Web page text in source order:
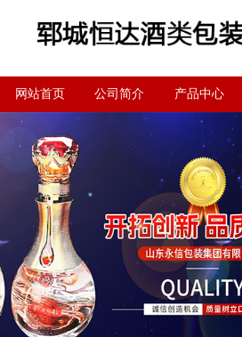
网站首页 公司简介 产品中心